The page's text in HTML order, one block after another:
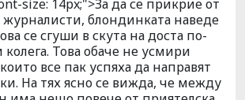
size: 14px;">За да се прикрие от
блондинката наведе
се сгуши в скута на доста по-
колега. Това обаче не усмири
все пак успяха да направят
На тях ясно се вижда, че между